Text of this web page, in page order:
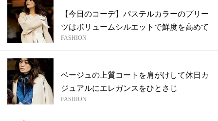
【今日のコーデ】パステルカラーのプリー
ツはボリュームシルエットで鮮度を高めて
FASHION
ベージュの上質コートを肩がけして休日カ
ジュアルにエレガンスをひとさじ
FASHION